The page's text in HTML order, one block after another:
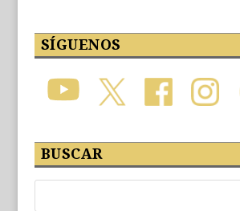
SÍGUENOS
BUSCAR